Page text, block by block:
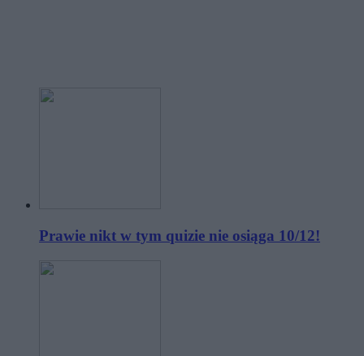
Prawie nikt w tym quizie nie osiąga 10/12!